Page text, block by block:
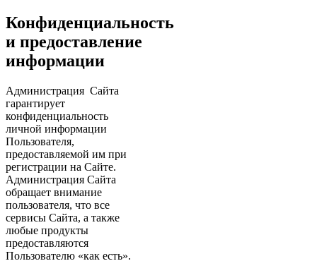
Конфиденциальность
и предоставление
информации
Администрация Сайта
гарантирует
конфиденциальность
личной информации
Пользователя,
предоставляемой им при
регистрации на Сайте.
Администрация Сайта
обращает внимание
пользователя, что все
сервисы Сайта, а также
любые продукты
предоставляются
Пользователю «как есть».